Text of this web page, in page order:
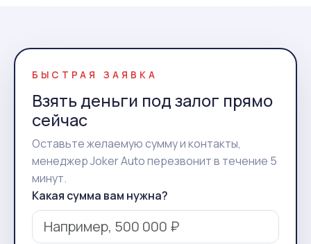
БЫСТРАЯ ЗАЯВКА
Взять деньги под залог прямо
сейчас
Оставьте желаемую сумму и контакты,
менеджер Joker Auto перезвонит в течение 5
минут.
Какая сумма вам нужна?